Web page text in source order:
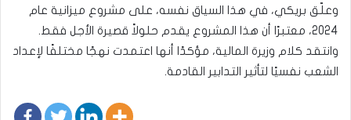
وعلّق بريكي، في هذا السياق نفسه، على مشروع ميزانية عام
2024، معتبرًا أن هذا المشروع يقدم حلولاً قصيرة الأجل فقط.
وانتقد كلام وزيرة المالية، مؤكدًا أنها اعتمدت نهجًا مختلفًا لإعداد
الشعب نفسيًا لتأثير التدابير القادمة.